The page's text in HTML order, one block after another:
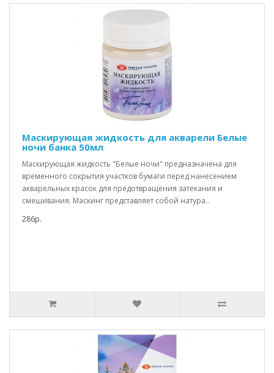
Маскирующая жидкость для акварели Белые
ночи банка 50мл
Маскирующая жидкость "Белые ночи" предназначена для
временного сокрытия участков бумаги перед нанесением
акварельных красок для предотвращения затекания и
смешивания. Маскинг представляет собой натура..
286р.